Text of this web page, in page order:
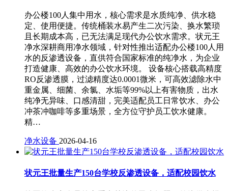
办公楼100人集中用水，核心需求是水质纯净、供水稳
定、使用便捷。传统桶装水易产生二次污染、换水繁琐
且长期成本高，已无法满足现代办公饮水需求。状元王
净水深耕商用净水领域，针对性推出适配办公楼100人用
水的反渗透设备，直供符合国家标准的纯净水，为企业
打造健康、高效的办公饮水环境。 设备核心搭载高精度
RO反渗透膜，过滤精度达0.0001微米，可高效滤除水中
重金属、细菌、余氯、水垢等99%以上有害物质，出水
纯净无异味、口感清甜，完美适配员工日常饮水、办公
冲茶冲咖啡等多重场景，全方位守护员工饮水健康。
精…
净水设备 2026-04-16
状元王批量生产150台学校反渗透设备，适配校园饮水